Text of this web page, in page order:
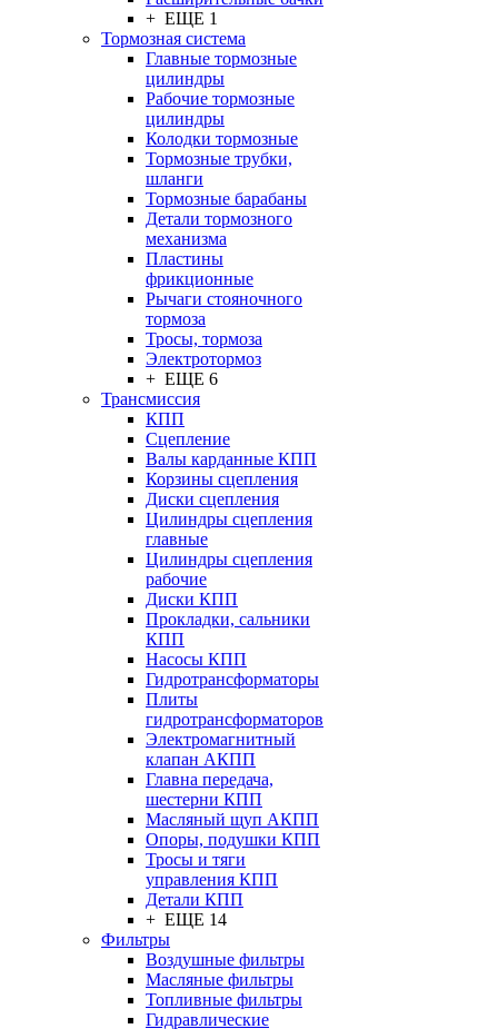
+ ЕЩЕ 1
Тормозная система
Главные тормозные
цилиндры
Рабочие тормозные
цилиндры
Колодки тормозные
Тормозные трубки,
шланги
Тормозные барабаны
Детали тормозного
механизма
Пластины
фрикционные
Рычаги стояночного
тормоза
Тросы, тормоза
Электротормоз
+ ЕЩЕ 6
Трансмиссия
КПП
Сцепление
Валы карданные КПП
Корзины сцепления
Диски сцепления
Цилиндры сцепления
главные
Цилиндры сцепления
рабочие
Диски КПП
Прокладки, сальники
КПП
Насосы КПП
Гидротрансформаторы
Плиты
гидротрансформаторов
Электромагнитный
клапан АКПП
Главна передача,
шестерни КПП
Масляный щуп АКПП
Опоры, подушки КПП
Тросы и тяги
управления КПП
Детали КПП
+ ЕЩЕ 14
Фильтры
Воздушные фильтры
Масляные фильтры
Топливные фильтры
Гидравлические